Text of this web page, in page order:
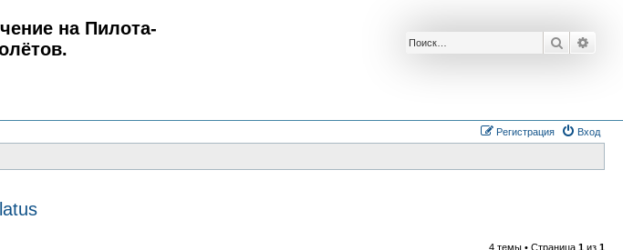
на Пилота-
Поиск
Вход
Регистрация
4 темы • Страница 1 из 1